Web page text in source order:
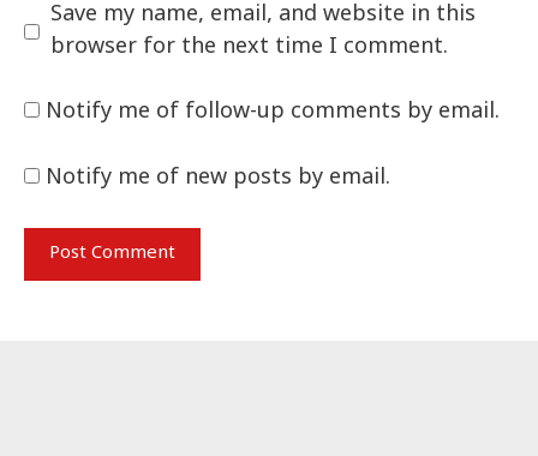
Save my name, email, and website in this
browser for the next time I comment.
Notify me of follow-up comments by email.
Notify me of new posts by email.